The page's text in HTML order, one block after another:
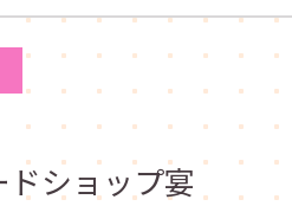
ドショップ宴